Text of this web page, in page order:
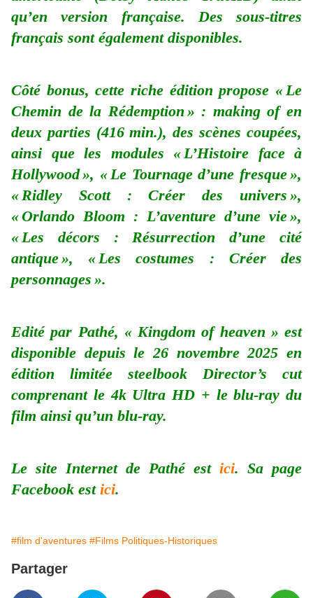
qu’en version française. Des sous-titres
français sont également disponibles.
Côté bonus, cette riche édition propose « Le
Chemin de la Rédemption » : making of en
deux parties (416 min.), des scènes coupées,
ainsi que les modules « L’Histoire face à
Hollywood », « Le Tournage d’une fresque »,
« Ridley Scott : Créer des univers »,
« Orlando Bloom : L’aventure d’une vie »,
« Les décors : Résurrection d’une cité
antique », « Les costumes : Créer des
personnages ».
Edité par Pathé, « Kingdom of heaven » est
disponible depuis le 26 novembre 2025 en
édition limitée steelbook Director’s cut
comprenant le 4k Ultra HD + le blu-ray du
film ainsi qu’un blu-ray.
Le site Internet de Pathé est ici. Sa page
Facebook est ici.
#film d'aventures #Films Politiques-Historiques
Partager